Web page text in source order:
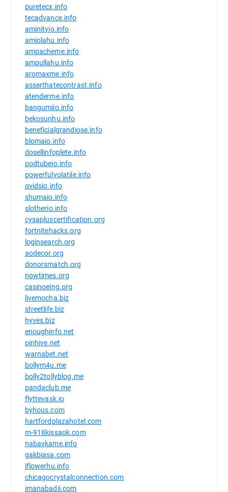
puretecx.info
tecadvance.info
aminityio.info
amiolahu.info
ampacheme.info
ampullahu.info
aromaxme.info
asserthatecontrast.info
atenderme.info
bangumiio.info
bekosunhu.info
beneficialgrandiose.info
blomaio.info
dosellinfoplete.info
podtubeio.info
powerfulvolatile.info
qvidsio.info
shumaio.info
slotherio.info
cysapluscertification.org
fortnitehacks.org
loginsearch.org
aodecor.org
donorsmatch.org
nowtimes.org
casinoeing.org
livemocha.biz
streetlife.biz
hyves.biz
enoughinfo.net
pinhive.net
warnabet.net
bollym4u.me
bolly2tollyblog.me
pandaclub.me
flyttevask.io
byhous.com
hartfordplazahotel.com
m-918kissapk.com
nabavkame.info
gakbiasa.com
iflowerhu.info
chicagocrystalconnection.com
imanabadii.com